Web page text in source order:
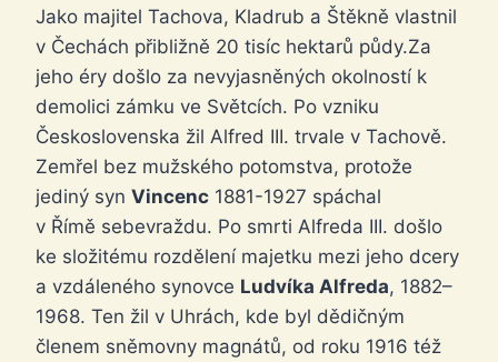
Jako majitel Tachova, Kladrub a Štěkně vlastnil
v Čechách přibližně 20 tisíc hektarů půdy.Za
jeho éry došlo za nevyjasněných okolností k
demolici zámku ve Světcích. Po vzniku
Československa žil Alfred III. trvale v Tachově.
Zemřel bez mužského potomstva, protože
jediný syn Vincenc 1881-1927 spáchal
v Římě sebevraždu. Po smrti Alfreda III. došlo
ke složitému rozdělení majetku mezi jeho dcery
a vzdáleného synovce Ludvíka Alfreda, 1882–
1968. Ten žil v Uhrách, kde byl dědičným
členem sněmovny magnátů, od roku 1916 též